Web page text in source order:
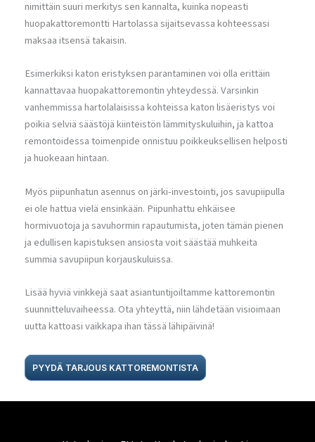
nimittäin suuri merkitys sen kannalta, kuinka nopeasti
huopakattoremontti Hartolassa sijaitsevassa kohteessasi
maksaa itsensä takaisin.
Esimerkiksi katon eristyksen parantaminen voi olla erittäin
kannattavaa huopakattoremontin yhteydessä. Varsinkin
vanhemmissa hartolalaisissa kohteissa katon lisäeristys voi
poikia selviä säästöjä kiinteistön lämmityskuluihin, ja kattoa
remontoidessa toimenpide onnistuu poikkeuksellisen helposti
ja huokeaan hintaan.
Myös piipunhatun asennus on järki-investointi, jos savupiipulla
ei ole hattua vielä ensinkään. Piipunhattu ehkäisee
hormivuotoja ja savuhormin rapautumista, joten tämän pienen
ja edullisen kapistuksen ansiosta voit säästää muhkeita
summia savupiipun korjauskuluissa.
Lisää hyviä vinkkejä saat asiantuntijoiltamme kattoremontin
suunnitteluvaiheessa. Ota yhteyttä, niin lähdetään visioimaan
uutta kattoasi vaikkapa ihan tässä lähipäivinä!
PYYDÄ TARJOUS KATTOREMONTISTA